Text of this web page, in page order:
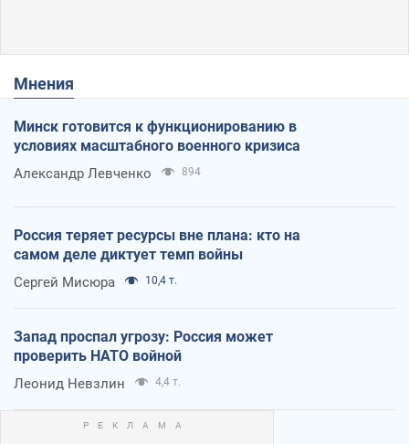
Мнения
Минск готовится к функционированию в
условиях масштабного военного кризиса
Александр Левченко 894
Россия теряет ресурсы вне плана: кто на
самом деле диктует темп войны
Сергей Мисюра 10,4 т.
Запад проспал угрозу: Россия может
проверить НАТО войной
Леонид Невзлин 4,4 т.